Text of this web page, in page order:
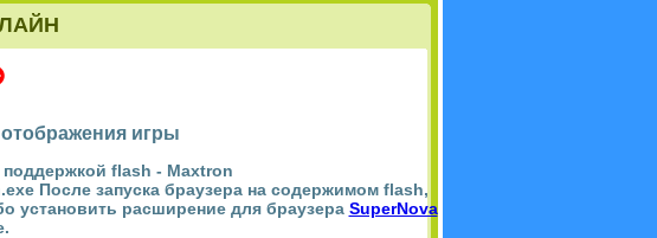
игры
поддержкой flash - Maxtron
После запуска браузера на содержимом flash,
установить расширение для браузера SuperNova